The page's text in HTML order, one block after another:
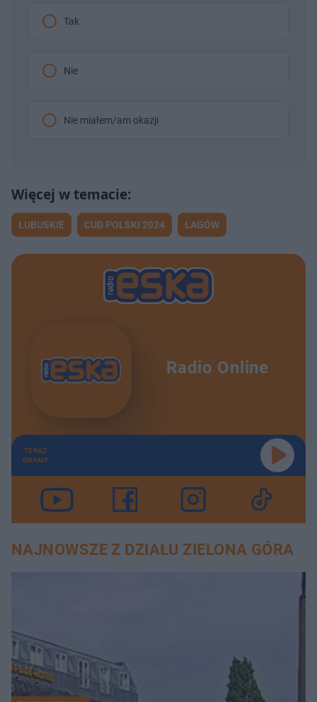
Tak
Nie
Nie miałem/am okazji
LUBUSKIE CUD POLSKI 2024 ŁAGÓW
Radio Online
TERAZ
GRAMY
NAJNOWSZE Z DZIAŁU ZIELONA GÓRA